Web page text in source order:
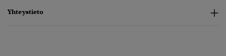
Yhteystieto